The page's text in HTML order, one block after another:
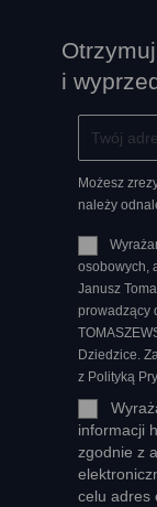
i
Możesz
należy
osobowych,
Janusz
prowadzący
Dziedzice.
z Polityką
informacji
zgodnie z
celu adres